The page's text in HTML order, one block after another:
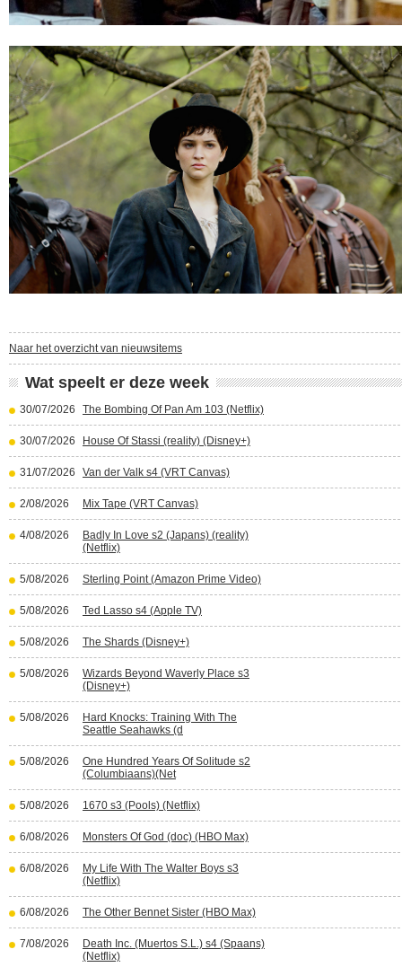
Naar het overzicht van nieuwsitems
Wat speelt er deze week
30/07/2026 The Bombing Of Pan Am 103 (Netflix)
30/07/2026 House Of Stassi (reality) (Disney+)
31/07/2026 Van der Valk s4 (VRT Canvas)
2/08/2026 Mix Tape (VRT Canvas)
4/08/2026
Badly In Love s2 (Japans) (reality)
(Netflix)
5/08/2026 Sterling Point (Amazon Prime Video)
5/08/2026 Ted Lasso s4 (Apple TV)
5/08/2026 The Shards (Disney+)
5/08/2026
Wizards Beyond Waverly Place s3
(Disney+)
5/08/2026
Hard Knocks: Training With The
Seattle Seahawks (d
5/08/2026
One Hundred Years Of Solitude s2
(Columbiaans)(Net
5/08/2026 1670 s3 (Pools) (Netflix)
6/08/2026 Monsters Of God (doc) (HBO Max)
6/08/2026
My Life With The Walter Boys s3
(Netflix)
6/08/2026 The Other Bennet Sister (HBO Max)
7/08/2026
Death Inc. (Muertos S.L.) s4 (Spaans)
(Netflix)